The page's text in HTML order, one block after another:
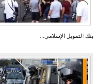
بنك التمويل الإسلامي...